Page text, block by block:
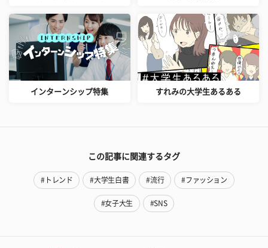
インターンシップ特集 すれみの大学生あるある
この記事に関連するタグ
#トレンド #大学生白書 #流行 #ファッション
#女子大生 #SNS